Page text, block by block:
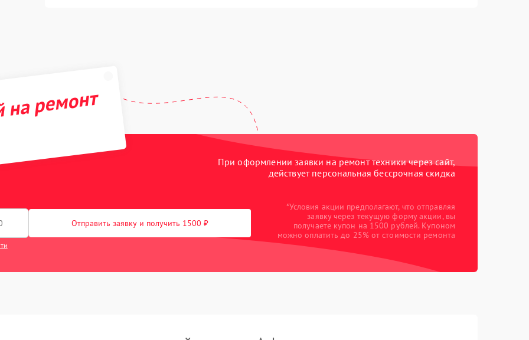
ремонт
При оформлении заявки на ремонт техники через сайт,
действует персональная бессрочная скидка
Отправить заявку и получить 1500 ₽
*Условия акции предполагают, что отправляя
заявку через текущую форму акции, вы
получаете купон на 1500 рублей. Купоном
можно оплатить до 25% от стоимости ремонта